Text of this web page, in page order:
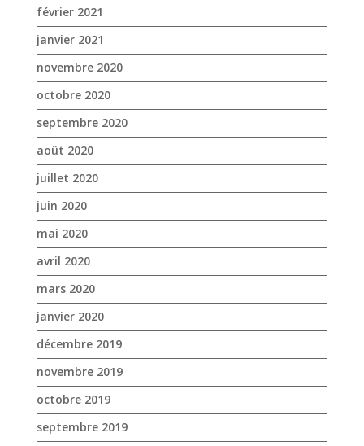
février 2021
janvier 2021
novembre 2020
octobre 2020
septembre 2020
août 2020
juillet 2020
juin 2020
mai 2020
avril 2020
mars 2020
janvier 2020
décembre 2019
novembre 2019
octobre 2019
septembre 2019